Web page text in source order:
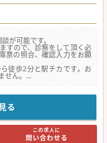
が可能です。
すので、診察をして頂く必
票の照合、確認入力をお願
徒歩2分と駅チカです。お
ん。
い合わせください。
る
この求人に
問い合わせる